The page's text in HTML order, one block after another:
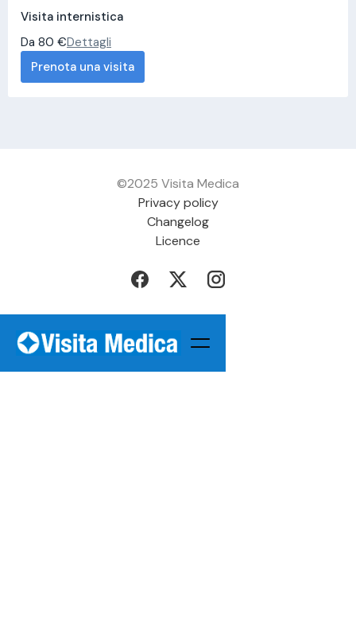
Visita internistica
Da 80 €Dettagli
Prenota una visita
©2025 Visita Medica
Privacy policy
Changelog
Licence